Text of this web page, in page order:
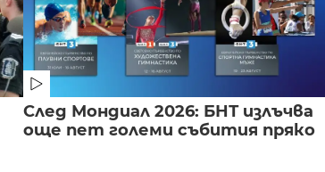
След Мондиал 2026: БНТ излъчва
още пет големи събития пряко